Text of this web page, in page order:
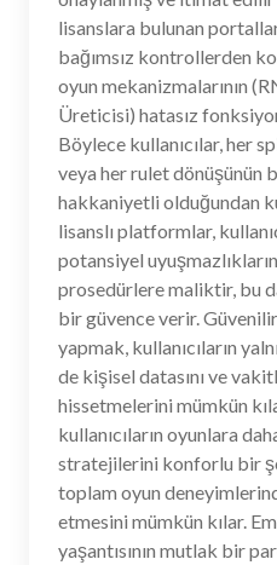
lisanslara bulunan
bağımsız kontrollerden
oyun mekanizmalarının
Üreticisi) hatasız
Böylece kullanıcılar, her
veya her rulet dönüşünün
hakkaniyetli olduğundan
lisanslı platformlar,
potansiyel
prosedürlere maliktir, bu
bir güvence verir.
yapmak, kullanıcıların
de kişisel datasını ve
hissetmelerini mümkün
kullanıcıların oyunlara
stratejilerini konforlu bir
toplam oyun
etmesini mümkün kılar.
yaşantısının mutlak bir